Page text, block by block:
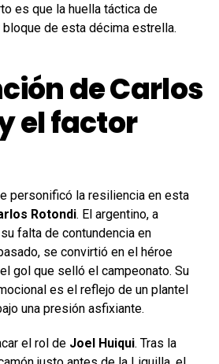
es que la huella táctica de
de esta décima estrella.
de Carlos
el factor
personificó la resiliencia en esta
Rotondi. El argentino, a
falta de contundencia en
se convirtió en el héroe
gol que selló el campeonato. Su
es el reflejo de un plantel
una presión asfixiante.
el rol de Joel Huiqui. Tras la